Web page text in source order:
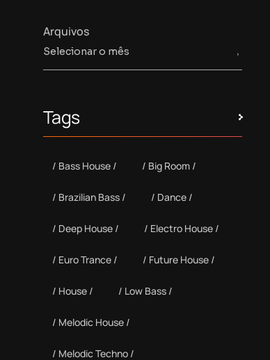
Arquivos
Tags
Bass House Big Room
Brazilian Bass Dance
Deep House Electro House
Euro Trance Future House
House Low Bass
Melodic House
Melodic Techno